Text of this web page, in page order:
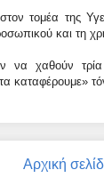
τομέα της
και τη
να χαθούν
Αρχική